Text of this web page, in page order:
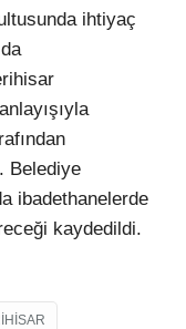
ihtiyaç
Belediye
ibadethanelerde
kaydedildi.